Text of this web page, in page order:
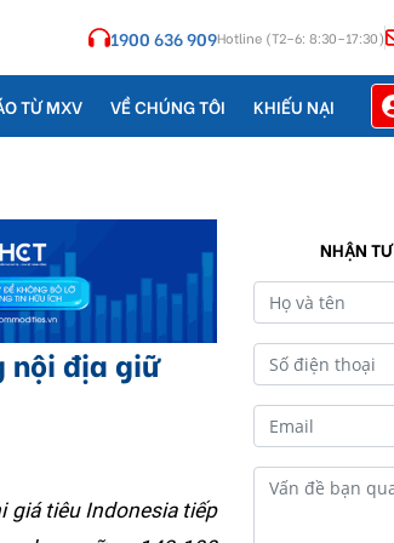
1900 636 909Hotline (T2–6: 8:30–17:30)
TỪ MXV VỀ CHÚNG TÔI KHIẾU NẠI
nội địa giữ
giá tiêu Indonesia tiếp
NHẬN